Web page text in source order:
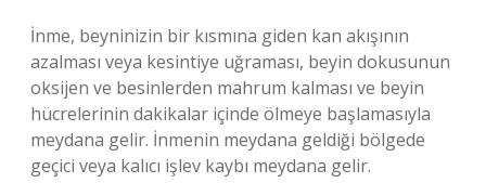
İnme, beyninizin bir kısmına giden kan akışının
azalması veya kesintiye uğraması, beyin dokusunun
oksijen ve besinlerden mahrum kalması ve beyin
hücrelerinin dakikalar içinde ölmeye başlamasıyla
meydana gelir. İnmenin meydana geldiği bölgede
geçici veya kalıcı işlev kaybı meydana gelir.